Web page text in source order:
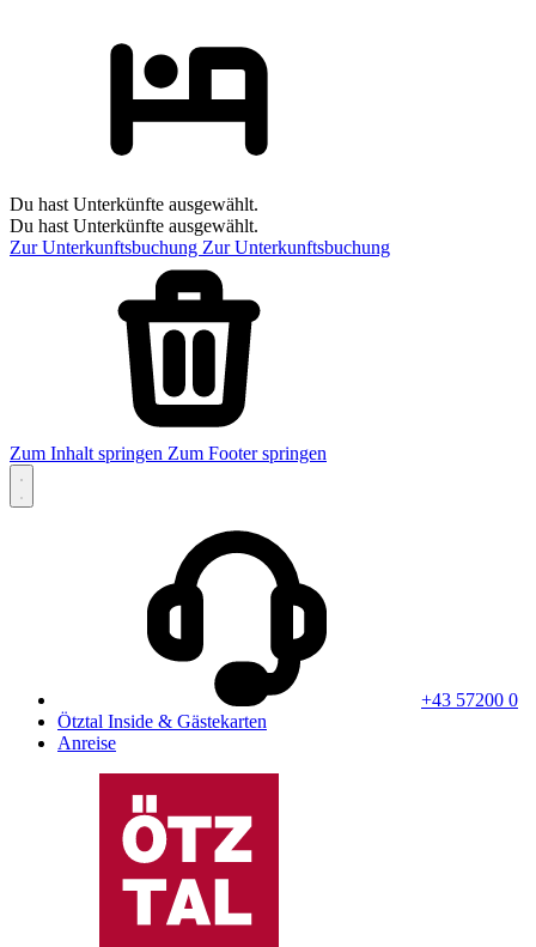
Du hast Unterkünfte ausgewählt.
Du hast Unterkünfte ausgewählt.
Zur Unterkunftsbuchung Zur Unterkunftsbuchung
Zum Inhalt springen Zum Footer springen
+43 57200 0
Ötztal Inside & Gästekarten
Anreise